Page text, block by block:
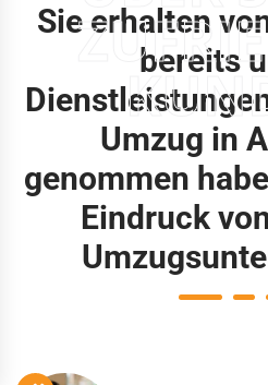
Sie erhalten
bereits
Umzug in
genommen
Eindruck